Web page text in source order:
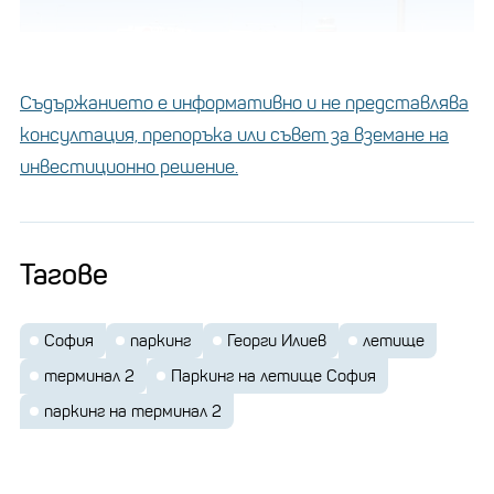
"Васил Левски": Това са
държавите, кръстили
летищата си на
национални герои
Съдържанието е информативно и не представлява
консултация, препоръка или съвет за вземане на
инвестиционно решение.
Тагове
София паркинг Георги Илиев
летище
терминал 2
Паркинг на летище София
паркинг на терминал 2